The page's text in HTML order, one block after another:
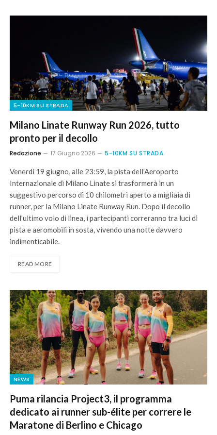
5-10KM SU STRADA
Milano Linate Runway Run 2026, tutto
pronto per il decollo
Redazione 17 Giugno 2026 5-10KM SU STRADA
Venerdì 19 giugno, alle 23:59, la pista dell’Aeroporto
Internazionale di Milano Linate si trasformerà in un
suggestivo percorso di 10 chilometri aperto a migliaia di
runner, per la Milano Linate Runway Run. Dopo il decollo
dell’ultimo volo di linea, i partecipanti correranno tra luci di
pista e aeromobili in sosta, vivendo una notte davvero
indimenticabile.
READ MORE
NEWS
Puma rilancia Project3, il programma
dedicato ai runner sub-élite per correre le
Maratone di Berlino e Chicago